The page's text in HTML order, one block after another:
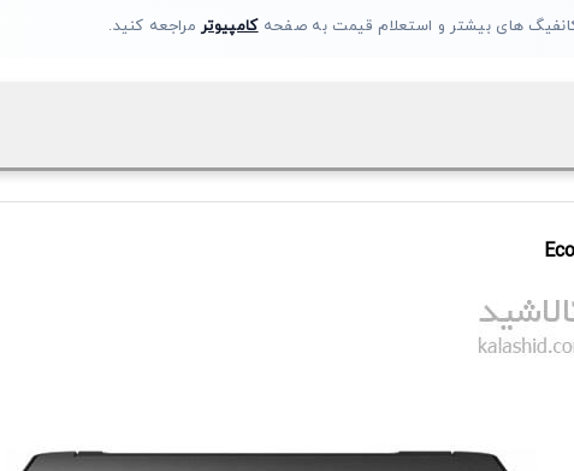
های بیشتر و استعلام قیمت به صفحهکامپیوترمراجعه کنید.